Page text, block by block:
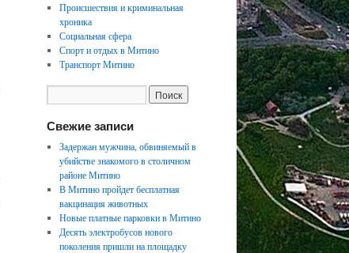
Происшествия и криминальная
хроника
Социальная сфера
Спорт и отдых в Митино
Транспорт Митино
Свежие записи
Задержан мужчина, обвиняемый в
убийстве знакомого в столичном
районе Митино
В Митино пройдет бесплатная
вакцинация животных
Новые платные парковки в Митино
Десять электробусов нового
поколения пришли на площадку